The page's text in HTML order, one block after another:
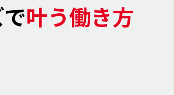
叶う働き方